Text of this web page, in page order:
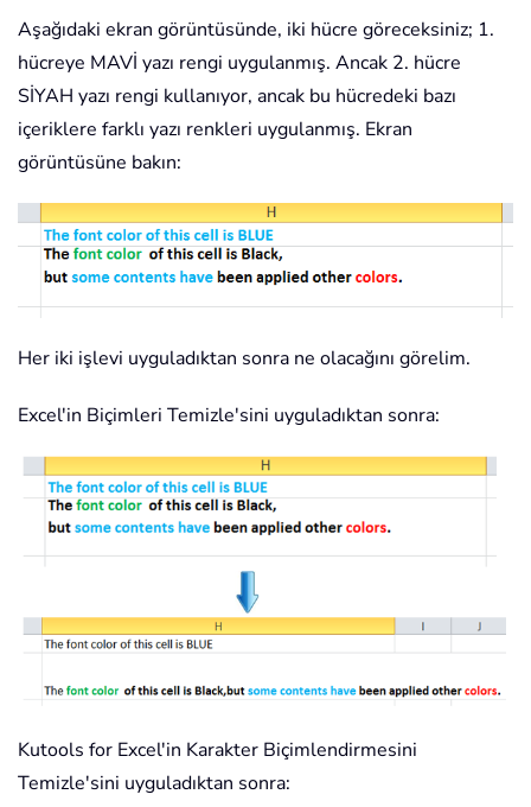
Aşağıdaki ekran görüntüsünde, iki hücre göreceksiniz; 1.
hücreye MAVİ yazı rengi uygulanmış. Ancak 2. hücre
SİYAH yazı rengi kullanıyor, ancak bu hücredeki bazı
içeriklere farklı yazı renkleri uygulanmış. Ekran
görüntüsüne bakın:
Her iki işlevi uyguladıktan sonra ne olacağını görelim.
Excel'in Biçimleri Temizle'sini uyguladıktan sonra:
Kutools for Excel'in Karakter Biçimlendirmesini
Temizle'sini uyguladıktan sonra: